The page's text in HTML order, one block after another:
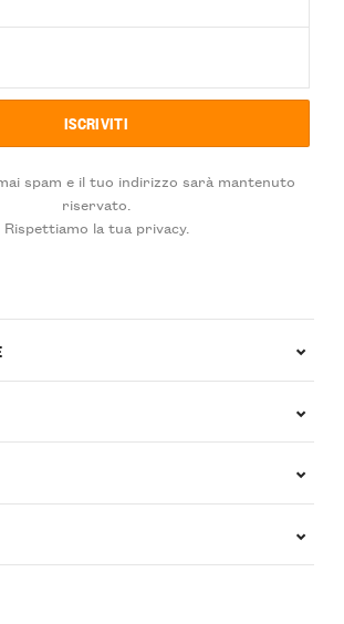
spam e il tuo indirizzo sarà mantenuto
riservato.
Rispettiamo la tua privacy.